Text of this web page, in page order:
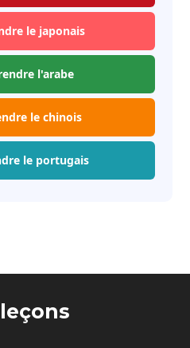
le japonais
l'arabe
le chinois
le portugais